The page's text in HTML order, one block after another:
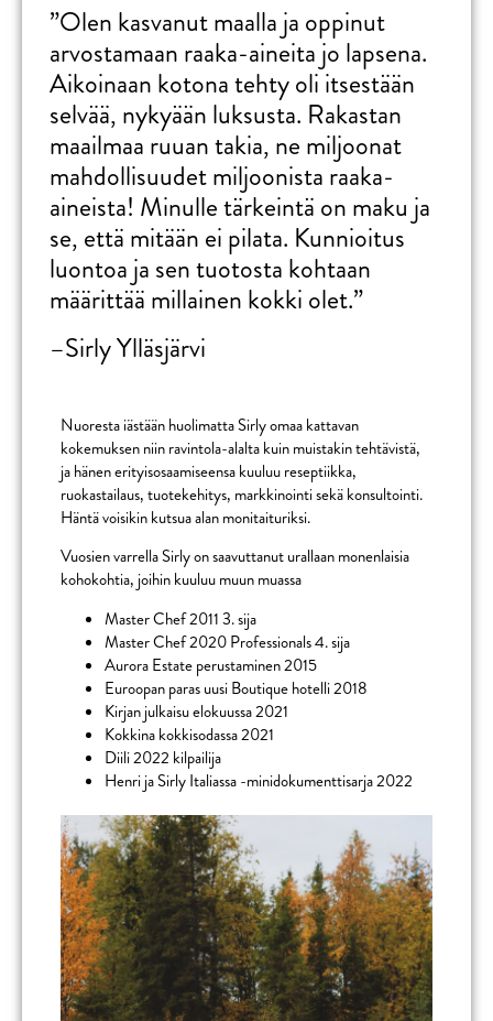
”Olen kasvanut maalla ja oppinut
arvostamaan raaka-aineita jo lapsena.
Aikoinaan kotona tehty oli itsestään
selvää, nykyään luksusta. Rakastan
maailmaa ruuan takia, ne miljoonat
mahdollisuudet miljoonista raaka-
aineista! Minulle tärkeintä on maku ja
se, että mitään ei pilata. Kunnioitus
luontoa ja sen tuotosta kohtaan
määrittää millainen kokki olet.”
–Sirly Ylläsjärvi
Nuoresta iästään huolimatta Sirly omaa kattavan
kokemuksen niin ravintola-alalta kuin muistakin tehtävistä,
ja hänen erityisosaamiseensa kuuluu reseptiikka,
ruokastailaus, tuotekehitys, markkinointi sekä konsultointi.
Häntä voisikin kutsua alan monitaituriksi.
Vuosien varrella Sirly on saavuttanut urallaan monenlaisia
kohokohtia, joihin kuuluu muun muassa
Master Chef 2011 3. sija
Master Chef 2020 Professionals 4. sija
Aurora Estate perustaminen 2015
Euroopan paras uusi Boutique hotelli 2018
Kirjan julkaisu elokuussa 2021
Kokkina kokkisodassa 2021
Diili 2022 kilpailija
Henri ja Sirly Italiassa -minidokumenttisarja 2022